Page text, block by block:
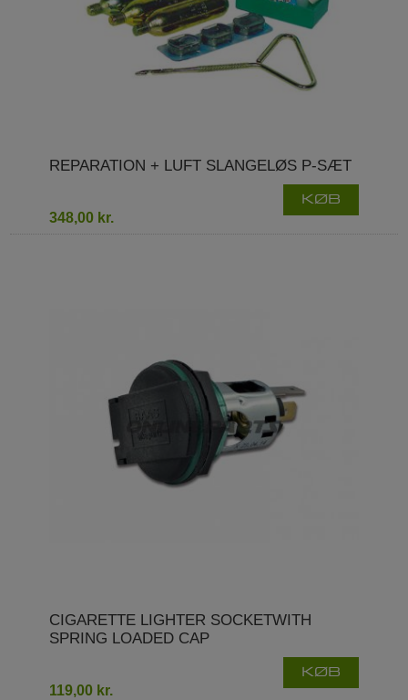
REPARATION + LUFT SLANGELØS P-SÆT
348,00 kr.
KØB
CIGARETTE LIGHTER SOCKETWITH
SPRING LOADED CAP
119,00 kr.
KØB